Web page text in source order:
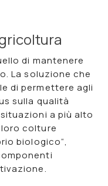
di mantenere
La soluzione che
di permettere agli
sulla qualità
a più alto
colture
biologico“,